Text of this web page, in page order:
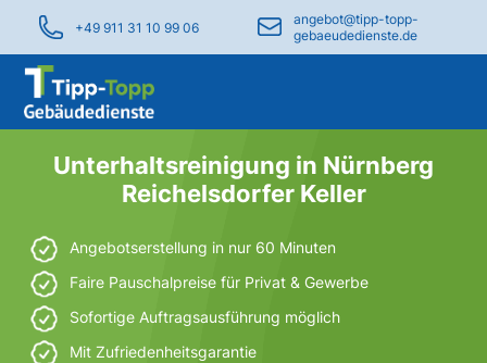
+49 911 31 10 99 06
angebot@tipp-topp-
gebaeudedienste.de
Unterhaltsreinigung in Nürnberg
Reichelsdorfer Keller
Angebotserstellung in nur 60 Minuten
Faire Pauschalpreise für Privat & Gewerbe
Sofortige Auftragsausführung möglich
Mit Zufriedenheitsgarantie